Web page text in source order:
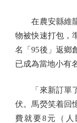
在農安縣維龍
物被快速打包，
名「95後」返鄉
已成為當地小有
「來新訂單了
伏。馬熒笑着回
費就要8元（